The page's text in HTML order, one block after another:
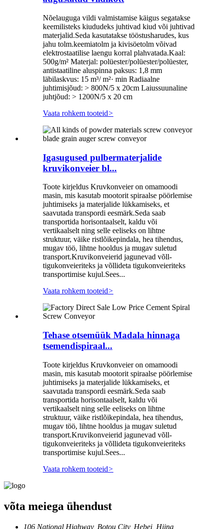
Nõelauguga vildi valmistamise käigus segatakse
keemilisteks kiududeks juhtivad kiud või juhtivad
materjalid.Seda kasutatakse tööstusharudes, kus
jahu tolm.keemiatolm ja kivisöetolm võivad
elektrostaatilise laengu korral plahvatada.Kaal:
500g/m² Materjal: polüester/polüester/polüester,
antistaatiline aluspinna paksus: 1,8 mm
läbilaskvus: 15 m³/ m²· min Radiaalne
juhtimisjõud: > 800N/5 x 20cm Laiussuunaline
juhtjõud: > 1200N/5 x 20 cm
Vaata rohkem tooteid>
Igasugused pulbermaterjalide
kruvikonveier bl...
Toote kirjeldus Kruvkonveier on omamoodi
masin, mis kasutab mootorit spiraalse pöörlemise
juhtimiseks ja materjalide lükkamiseks, et
saavutada transpordi eesmärk.Seda saab
transportida horisontaalselt, kaldu või
vertikaalselt ning selle eeliseks on lihtne
struktuur, väike ristlõikepindala, hea tihendus,
mugav töö, lihtne hooldus ja mugav suletud
transport.Kruvikonveierid jagunevad võll-
tigukonveieriteks ja võllideta tigukonveieriteks
transportimise kujul.Sees...
Vaata rohkem tooteid>
Tehase otsemüük Madala hinnaga
tsemendispiraal...
Toote kirjeldus Kruvkonveier on omamoodi
masin, mis kasutab mootorit spiraalse pöörlemise
juhtimiseks ja materjalide lükkamiseks, et
saavutada transpordi eesmärk.Seda saab
transportida horisontaalselt, kaldu või
vertikaalselt ning selle eeliseks on lihtne
struktuur, väike ristlõikepindala, hea tihendus,
mugav töö, lihtne hooldus ja mugav suletud
transport.Kruvikonveierid jagunevad võll-
tigukonveieriteks ja võllideta tigukonveieriteks
transportimise kujul.Sees...
Vaata rohkem tooteid>
võta meiega ühendust
106 National Highway, Botou City, Hebei, Hiina